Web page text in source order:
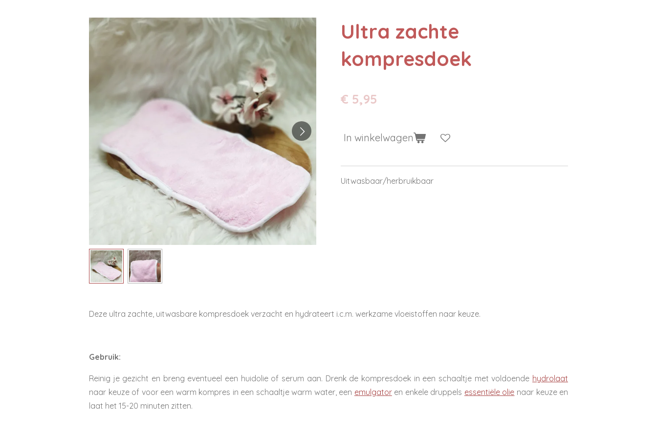
Ultra zachte
kompresdoek
€ 5,95
In winkelwagen
Uitwasbaar/herbruikbaar
Deze ultra zachte, uitwasbare kompresdoek verzacht en hydrateert i.c.m. werkzame vloeistoffen naar keuze.
Gebruik:
Reinig je gezicht en breng eventueel een huidolie of serum aan. Drenk de kompresdoek in een schaaltje met voldoende hydrolaat
naar keuze of voor een warm kompres in een schaaltje warm water, een emulgatoren enkele druppels essentiële olie naar keuze en
laat het 15-20 minuten zitten.